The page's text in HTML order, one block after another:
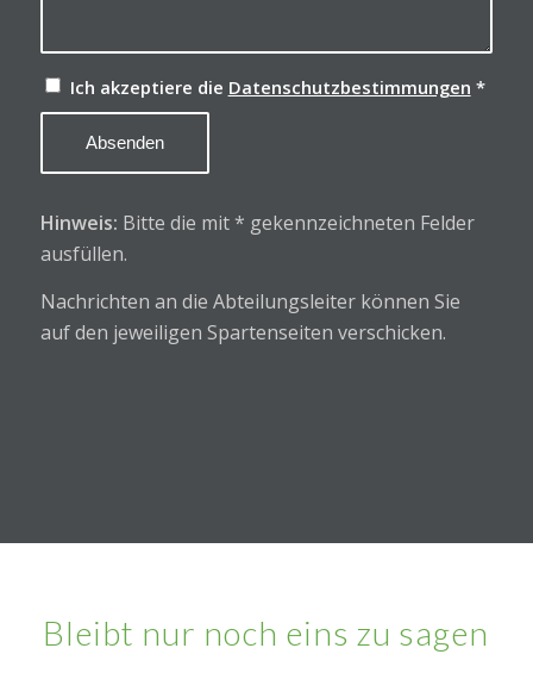
Ich akzeptiere die Datenschutzbestimmungen *
Hinweis: Bitte die mit * gekennzeichneten Felder
ausfüllen.
Nachrichten an die Abteilungsleiter können Sie
auf den jeweiligen Spartenseiten verschicken.
Bleibt nur noch eins zu sagen